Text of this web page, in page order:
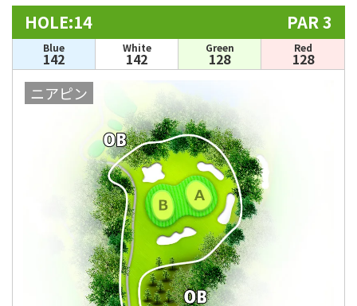
HOLE:14 PAR 3
Blue
142
White
142
Green
128
Red
128
ニアピン